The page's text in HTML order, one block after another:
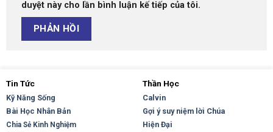
duyệt này cho lần bình luận kế tiếp của tôi.
Tin Tức
Kỹ Năng Sống
Bài Học Nhân Bản
Chia Sẻ Kinh Nghiệm
Thần Học
Calvin
Gợi ý suy niệm lời Chúa
Hiện Đại